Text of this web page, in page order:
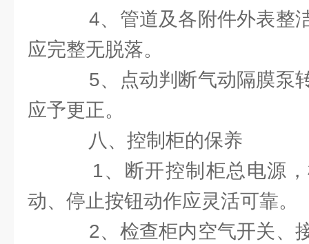
4、管道及各附件外表整
应完整无脱落。
5、点动判断气动隔膜泵
应予更正。
八、控制柜的保养
1、断开控制柜总电源，
动、停止按钮动作应灵活可靠。
2、检查柜内空气开关、